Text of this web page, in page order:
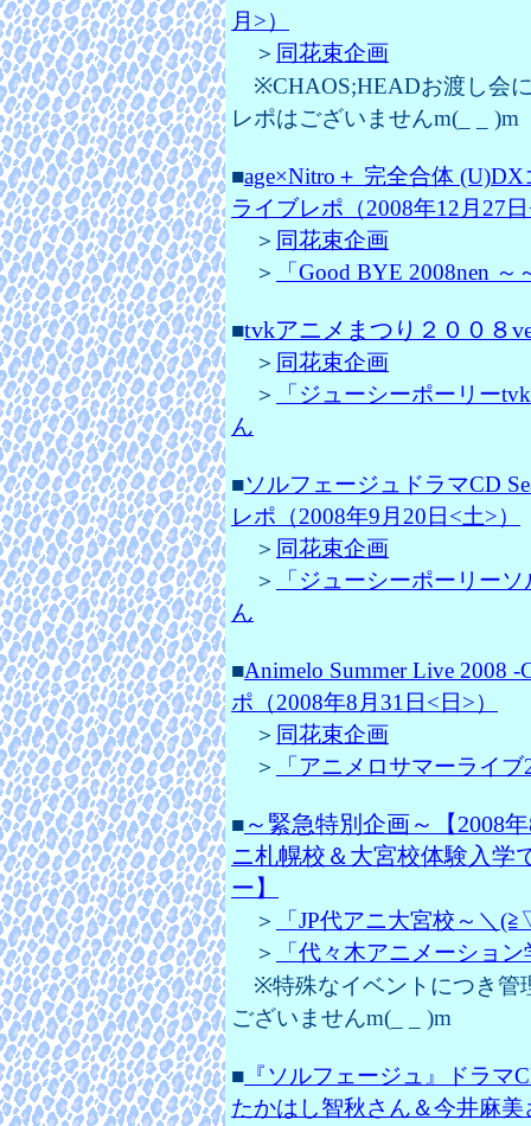
月>）
＞ 同花束企画
※CHAOS;HEADお渡し会
レポはございませんm(_ _ )m
■age×Nitro＋ 完全合体
ライブレポ（2008年12月27
＞ 同花束企画
＞
「Good BYE 2008nen
■tvkアニメまつり２００８
＞ 同花束企画
＞
「ジューシーポーリー
ん
■ソルフェージュドラマCD
レポ（2008年9月20日<土>）
＞ 同花束企画
＞
「ジューシーポーリー
ん
■Animelo Summer Live 2008
ポ（2008年8月31日<日>）
＞ 同花束企画
＞
「アニメロサマーライ
■～緊急特別企画～【2008
ニ札幌校＆大宮校体験入学
ー】
＞
「JP代アニ大宮校～＼
＞
「代々木アニメーショ
※特殊なイベントにつき管
ございませんm(_ _ )m
■ 『ソルフェージュ』ドラマ
たかはし智秋さん＆今井麻